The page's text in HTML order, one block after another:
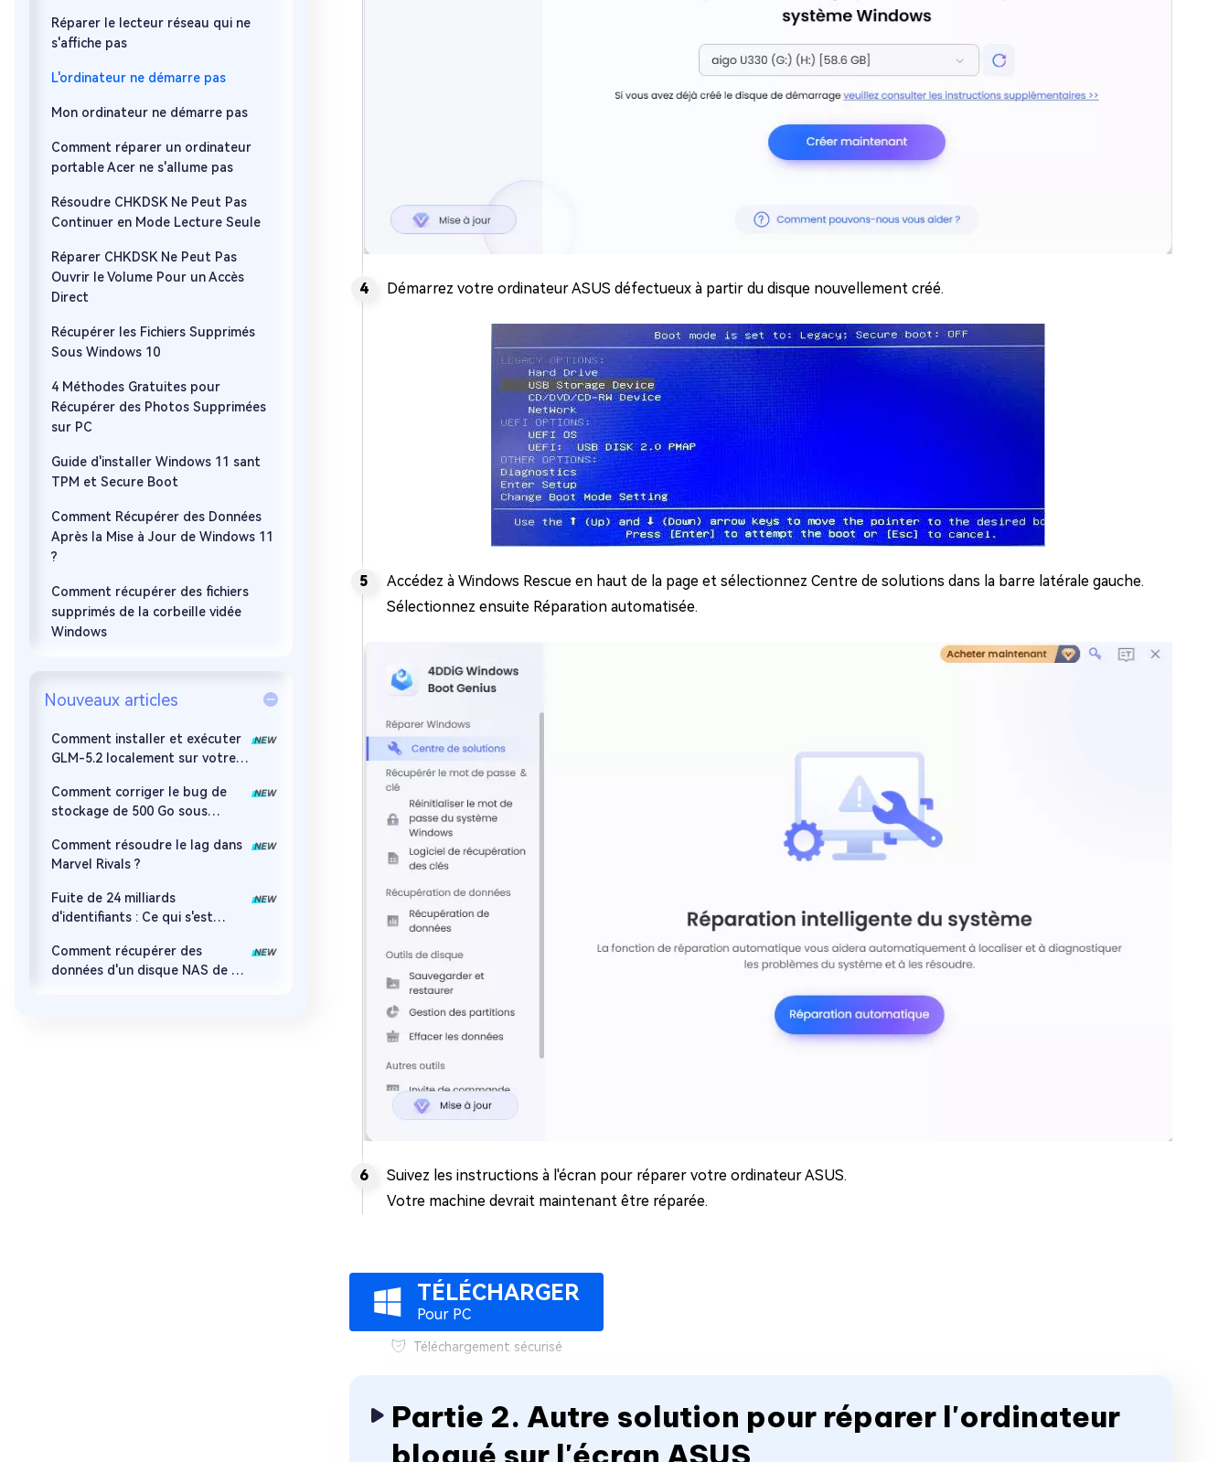
Réparer le lecteur réseau qui ne
s'affiche pas
L'ordinateur ne démarre pas
Mon ordinateur ne démarre pas
Comment réparer un ordinateur
portable Acer ne s'allume pas
Résoudre CHKDSK Ne Peut Pas
Continuer en Mode Lecture Seule
Réparer CHKDSK Ne Peut Pas
Ouvrir le Volume Pour un Accès
Direct
Récupérer les Fichiers Supprimés
Sous Windows 10
4 Méthodes Gratuites pour
Récupérer des Photos Supprimées
sur PC
Guide d'installer Windows 11 sant
TPM et Secure Boot
Comment Récupérer des Données
Après la Mise à Jour de Windows 11
?
Comment récupérer des fichiers
supprimés de la corbeille vidée
Windows
Nouveaux articles
Comment installer et exécuter
GLM-5.2 localement sur votre
Comment corriger le bug de
stockage de 500 Go sous
Comment résoudre le lag dans
Marvel Rivals ?
Fuite de 24 milliards
d'identifiants : Ce qui s'est
récupérer les données
Comment récupérer des
données d'un disque NAS de 5
Démarrez votre ordinateur ASUS défectueux à partir du disque nouvellement créé.
Accédez à Windows Rescue en haut de la page et sélectionnez Centre de solutions dans la barre latérale gauche.
Sélectionnez ensuite Réparation automatisée.
Suivez les instructions à l'écran pour réparer votre ordinateur ASUS.
Votre machine devrait maintenant être réparée.
TÉLÉCHARGER
Pour PC
Téléchargement sécurisé
Partie 2. Autre solution pour réparer l'ordinateur